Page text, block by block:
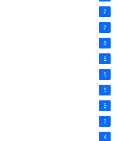
7
7
6
5
5
5
5
5
4